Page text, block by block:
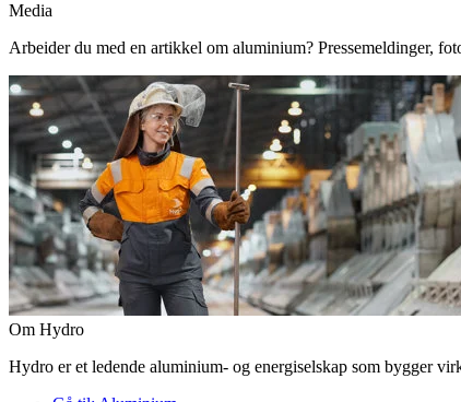
Media
Arbeider du med en artikkel om aluminium? Pressemeldinger,
Om Hydro
Hydro er et ledende aluminium- og energiselskap som bygger